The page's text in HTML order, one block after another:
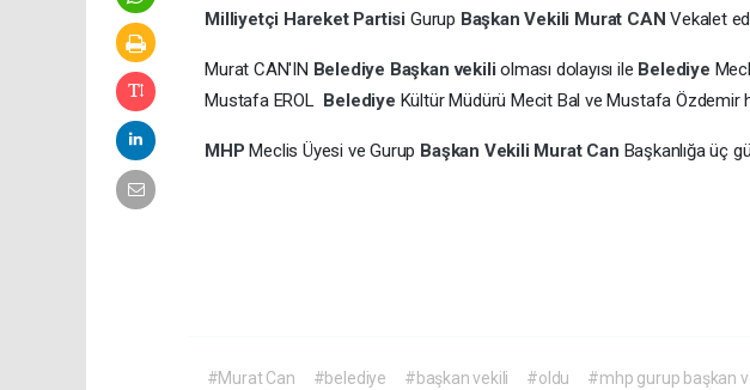
Milliyetçi Hareket Partisi Gurup Başkan Vekili Murat CANVekalet
Murat CAN'IN Belediye Başkan vekiliolması dolayısı ile Belediye
Mustafa EROL Belediye Kültür Müdürü Mecit Bal ve Mustafa Özdemir
MHPMeclis Üyesi ve Gurup Başkan Vekili Murat Can Başkanlığa üç
#Murat Can #belediye #başkan vekili #oldu #mhp gurup başkan